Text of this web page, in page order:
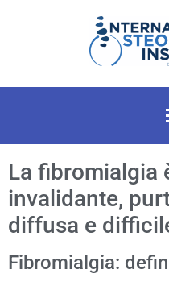
La fibromialgia
invalidante,
diffusa e
Fibromialgia: